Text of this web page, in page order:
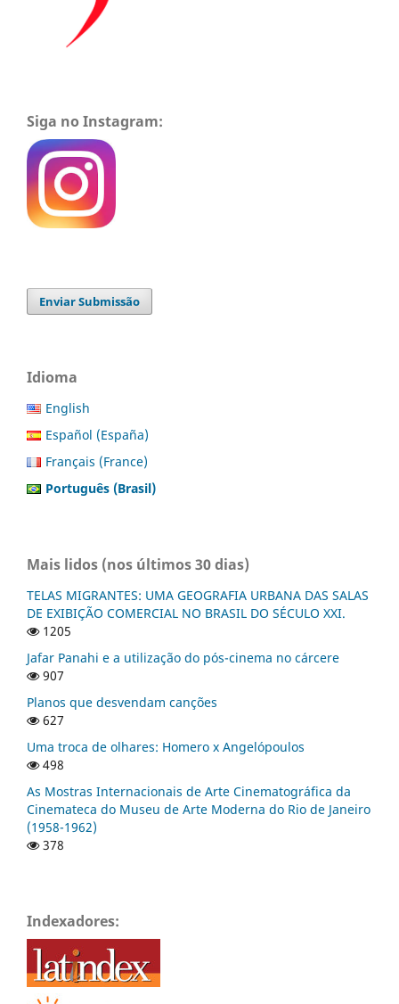
Siga no Instagram:
Enviar Submissão
Idioma
English
Español (España)
Français (France)
Português (Brasil)
Mais lidos (nos últimos 30 dias)
TELAS MIGRANTES: UMA GEOGRAFIA URBANA DAS SALAS
DE EXIBIÇÃO COMERCIAL NO BRASIL DO SÉCULO XXI.
1205
Jafar Panahi e a utilização do pós-cinema no cárcere
907
Planos que desvendam canções
627
Uma troca de olhares: Homero x Angelópoulos
498
As Mostras Internacionais de Arte Cinematográfica da
Cinemateca do Museu de Arte Moderna do Rio de Janeiro
(1958-1962)
378
Indexadores: